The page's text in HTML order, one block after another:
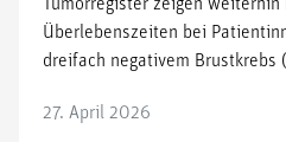
Tumorregister zeigen weiterhin
Überlebenszeiten bei
dreifach negativem Brustkrebs
27. April 2026